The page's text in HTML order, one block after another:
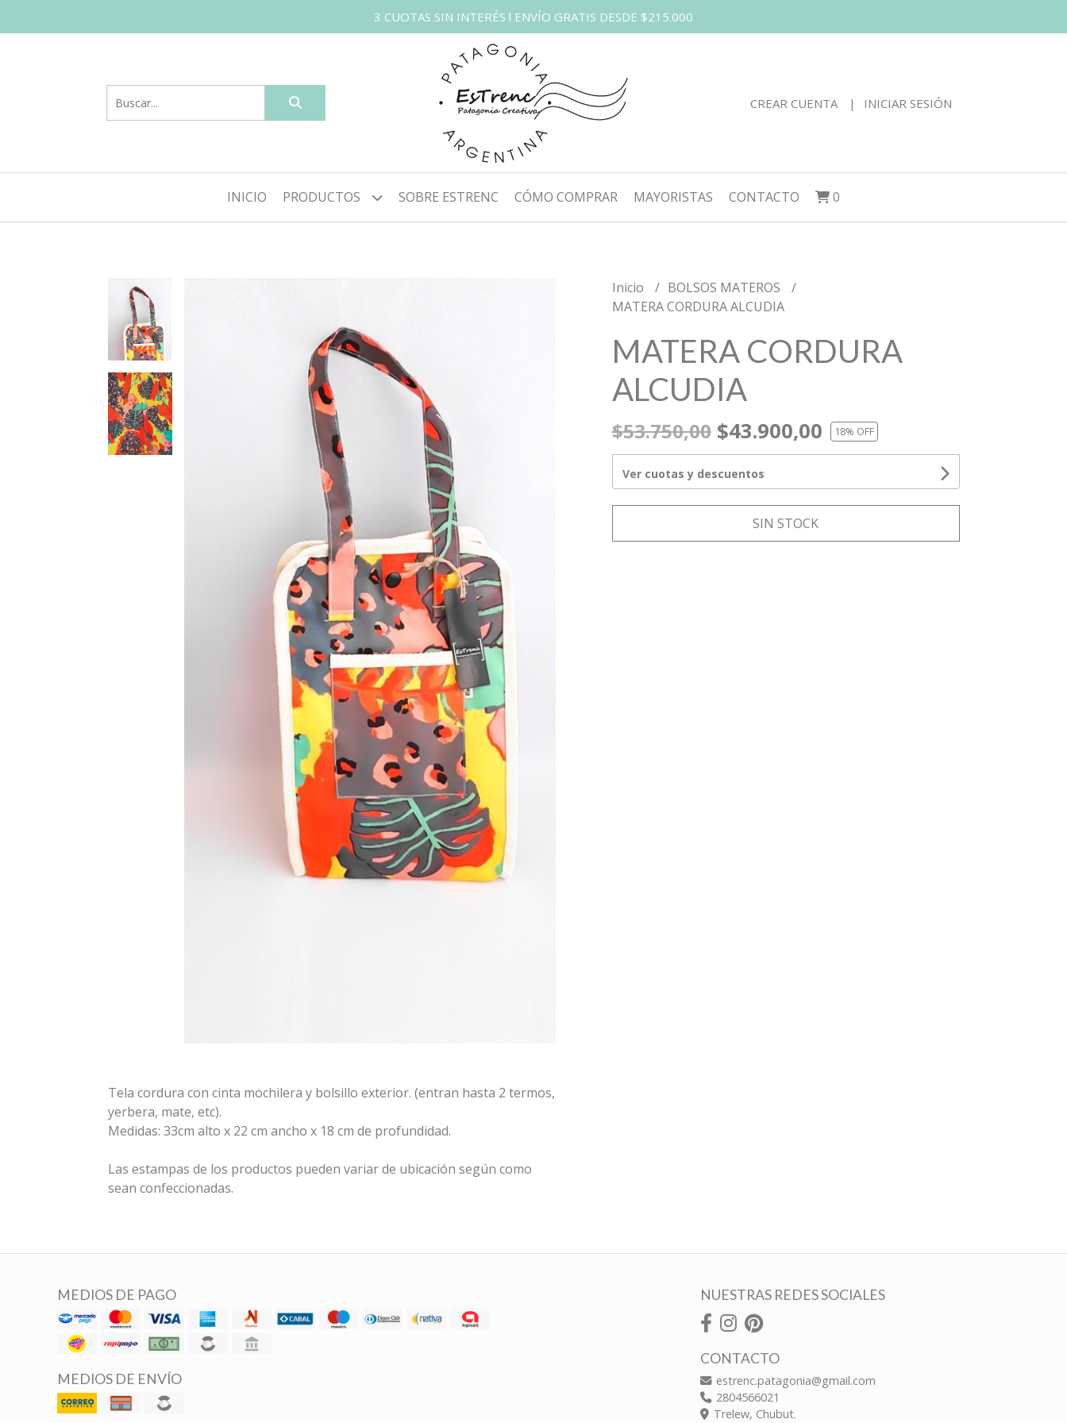
3 CUOTAS SIN INTERÉS l ENVÍO GRATIS DESDE $215.000
CREAR CUENTA INICIAR SESIÓN
INICIO PRODUCTOS SOBRE ESTRENC CÓMO COMPRAR MAYORISTAS CONTACTO 0
Tela cordura con cinta mochilera y bolsillo exterior. (entran hasta 2 termos,
yerbera, mate, etc).
Medidas: 33cm alto x 22 cm ancho x 18 cm de profundidad.
Las estampas de los productos pueden variar de ubicación según como
sean confeccionadas.
Inicio
BOLSOS MATEROS
MATERA CORDURA ALCUDIA
MATERA CORDURA
ALCUDIA
$53.750,00$43.900,00 18% OFF
Ver cuotas y descuentos
SIN STOCK
MEDIOS DE PAGO
MEDIOS DE ENVÍO
NUESTRAS REDES SOCIALES
CONTACTO
estrenc.patagonia@gmail.com
2804566021
Trelew, Chubut.